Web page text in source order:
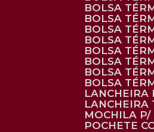
BOLSA
BOLSA
BOLSA
BOLSA
BOLSA
BOLSA
BOLSA
BOLSA
MOCHILA
POCHETE